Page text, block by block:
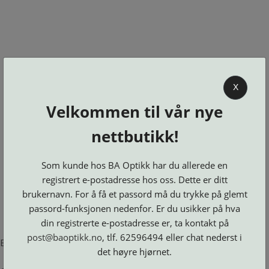
BA OPTIKK
KJØPSVILKÅR
OSS
BESTILL
DELER
LOGG INN
Brillerens
Brillesnorer
Clip-
on
Suncover
Etuier
Innfatninger
Lesebriller
Luper
og
Speil
Maskiner
Microkluter
Neseputer
Se alle kategorier
Error loading product page.
X
Velkommen til vår nye
nettbutikk!
Som kunde hos BA Optikk har du allerede en
registrert e-postadresse hos oss. Dette er ditt
brukernavn. For å få et passord må du trykke på glemt
passord-funksjonen nedenfor. Er du usikker på hva
din registrerte e-postadresse er, ta kontakt på
post@baoptikk.no, tlf. 62596494 eller chat nederst i
det høyre hjørnet.